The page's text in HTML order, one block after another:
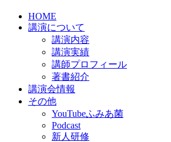
HOME
講演について
講演内容
講演実績
講師プロフィール
著書紹介
講演会情報
その他
YouTubeふみあ菌
Podcast
新人研修